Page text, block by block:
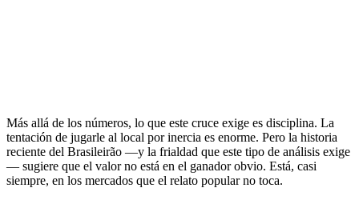
Más allá de los números, lo que este cruce exige es disciplina. La
tentación de jugarle al local por inercia es enorme. Pero la historia
reciente del Brasileirão —y la frialdad que este tipo de análisis exige
— sugiere que el valor no está en el ganador obvio. Está, casi
siempre, en los mercados que el relato popular no toca.